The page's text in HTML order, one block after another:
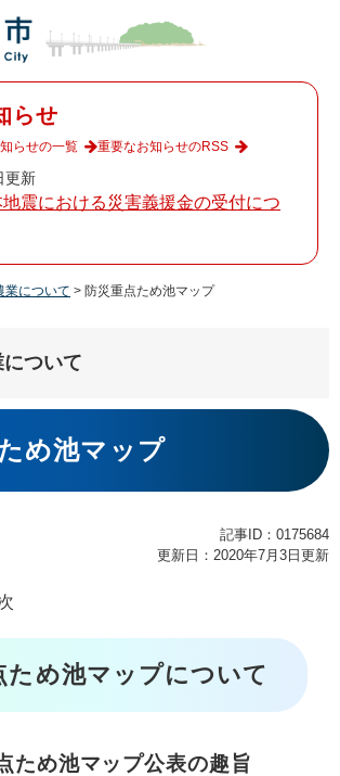
らせ
更新
震における災害義援金の受付につ
らせの一覧 重要なお知らせのRSS
業について > 防災重点ため池マップ
ついて
め池マップ
記事ID：0175684
更新日：2020年7月3日更新
ため池マップについて
ため池マップ公表の趣旨